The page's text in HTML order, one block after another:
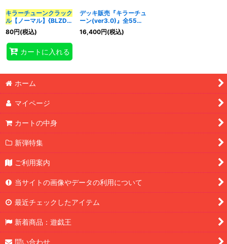
カテゴリ:
特集:
キラーチューンクラック
ル【ノーマル】{BLZD-
JP041}《シンクロ》
80円(税込)
カートに入れる
デッキ販売『キラーチュ
ーン(ver3.0)』全55枚
【-】{-}《デッキ販売》
16,400円(税込)
ホーム
マイページ
カートの中身
新弾特集
ご利用案内
当サイトの画像やデータの利用について
最近チェックしたアイテム
新着商品：遊戯王
問い合わせ